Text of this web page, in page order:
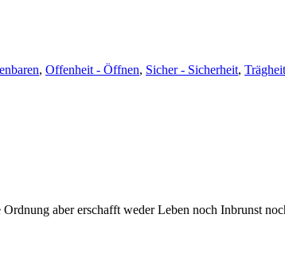
, Offenheit - Öffnen, Sicher - Sicherheit, Trägheit
aber erschafft weder Leben noch Inbrunst